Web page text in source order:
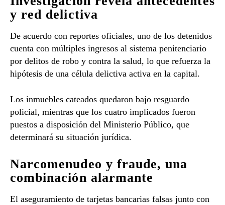
y red delictiva
De acuerdo con reportes oficiales, uno de los detenidos
cuenta con múltiples ingresos al sistema penitenciario
por delitos de robo y contra la salud, lo que refuerza la
hipótesis de una célula delictiva activa en la capital.
Los inmuebles cateados quedaron bajo resguardo
policial, mientras que los cuatro implicados fueron
puestos a disposición del Ministerio Público, que
determinará su situación jurídica.
Narcomenudeo y fraude, una
combinación alarmante
El aseguramiento de tarjetas bancarias falsas junto con